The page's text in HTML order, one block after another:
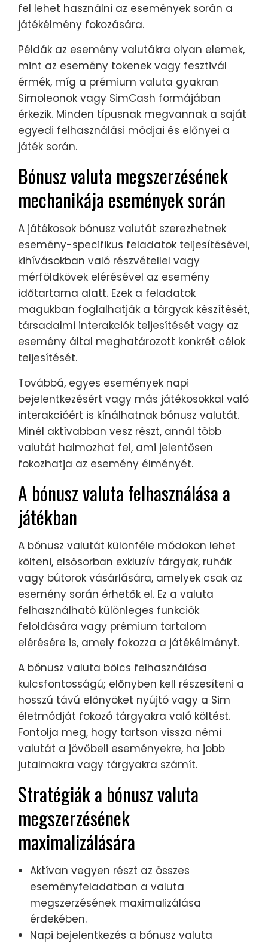
fel lehet használni az események során a
játékélmény fokozására.
Példák az esemény valutákra olyan elemek,
mint az esemény tokenek vagy fesztivál
érmék, míg a prémium valuta gyakran
Simoleonok vagy SimCash formájában
érkezik. Minden típusnak megvannak a saját
egyedi felhasználási módjai és előnyei a
játék során.
Bónusz valuta megszerzésének
mechanikája események során
A játékosok bónusz valutát szerezhetnek
esemény-specifikus feladatok teljesítésével,
kihívásokban való részvétellel vagy
mérföldkövek elérésével az esemény
időtartama alatt. Ezek a feladatok
magukban foglalhatják a tárgyak készítését,
társadalmi interakciók teljesítését vagy az
esemény által meghatározott konkrét célok
teljesítését.
Továbbá, egyes események napi
bejelentkezésért vagy más játékosokkal való
interakcióért is kínálhatnak bónusz valutát.
Minél aktívabban vesz részt, annál több
valutát halmozhat fel, ami jelentősen
fokozhatja az esemény élményét.
A bónusz valuta felhasználása a
játékban
A bónusz valutát különféle módokon lehet
költeni, elsősorban exkluzív tárgyak, ruhák
vagy bútorok vásárlására, amelyek csak az
esemény során érhetők el. Ez a valuta
felhasználható különleges funkciók
feloldására vagy prémium tartalom
elérésére is, amely fokozza a játékélményt.
A bónusz valuta bölcs felhasználása
kulcsfontosságú; előnyben kell részesíteni a
hosszú távú előnyöket nyújtó vagy a Sim
életmódját fokozó tárgyakra való költést.
Fontolja meg, hogy tartson vissza némi
valutát a jövőbeli eseményekre, ha jobb
jutalmakra vagy tárgyakra számít.
Stratégiák a bónusz valuta
megszerzésének
maximalizálására
Aktívan vegyen részt az összes
eseményfeladatban a valuta
megszerzésének maximalizálása
érdekében.
Napi bejelentkezés a bónusz valuta